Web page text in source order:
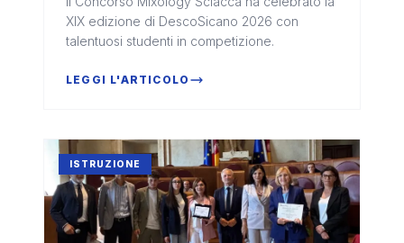
XIX edizione di DescoSicano 2026 con
talentuosi studenti in competizione.
LEGGI L'ARTICOLO
ISTRUZIONE